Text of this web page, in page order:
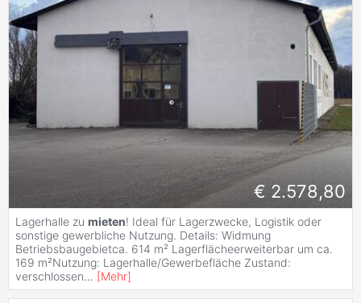
€ 2.578,80
Lagerhalle zu mieten! Ideal für Lagerzwecke, Logistik oder
sonstige gewerbliche Nutzung. Details: Widmung
Betriebsbaugebietca. 614 m² Lagerflächeerweiterbar um ca.
169 m²Nutzung: Lagerhalle/Gewerbefläche Zustand:
verschlossen... [Mehr]